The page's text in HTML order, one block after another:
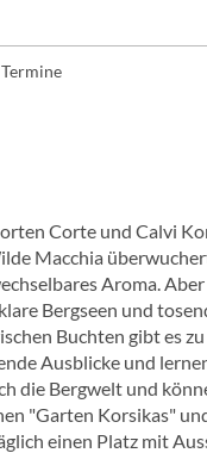
Termine
Corte und Calvi
Macchia
Aroma.
Bergseen und
Buchten gibt es
Ausblicke und
die Bergwelt und
"Garten Korsikas"
einen Platz mit